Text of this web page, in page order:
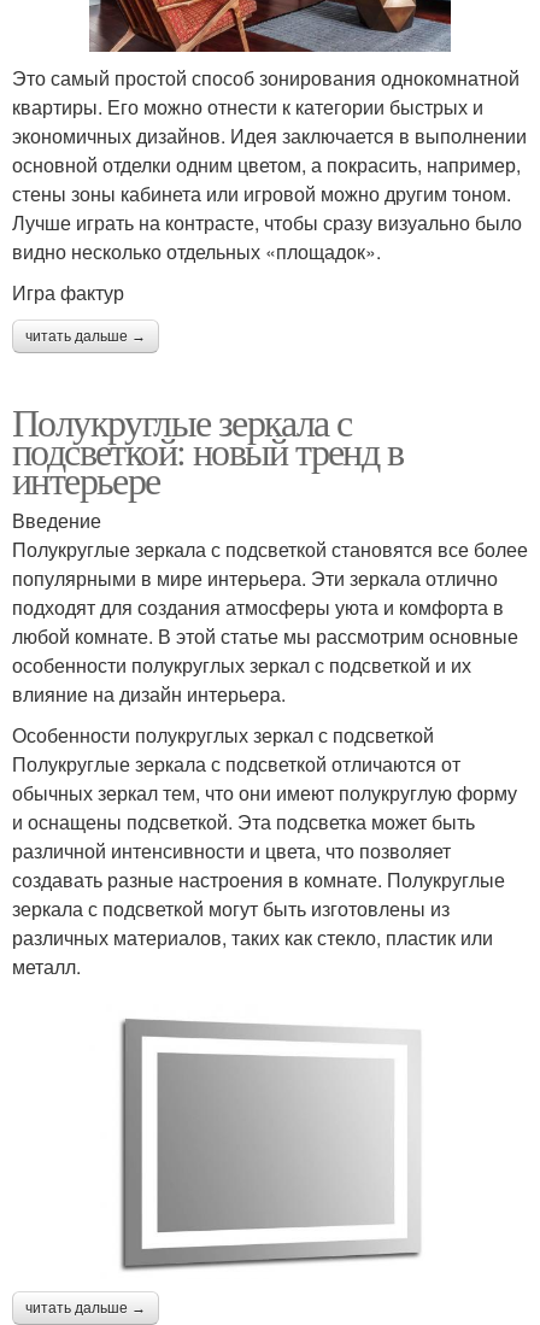
Это самый простой способ зонирования однокомнатной
квартиры. Его можно отнести к категории быстрых и
экономичных дизайнов. Идея заключается в выполнении
основной отделки одним цветом, а покрасить, например,
стены зоны кабинета или игровой можно другим тоном.
Лучше играть на контрасте, чтобы сразу визуально было
видно несколько отдельных «площадок».
Игра фактур
читать дальше →
Полукруглые зеркала с
подсветкой: новый тренд в
интерьере
Введение
Полукруглые зеркала с подсветкой становятся все более
популярными в мире интерьера. Эти зеркала отлично
подходят для создания атмосферы уюта и комфорта в
любой комнате. В этой статье мы рассмотрим основные
особенности полукруглых зеркал с подсветкой и их
влияние на дизайн интерьера.
Особенности полукруглых зеркал с подсветкой
Полукруглые зеркала с подсветкой отличаются от
обычных зеркал тем, что они имеют полукруглую форму
и оснащены подсветкой. Эта подсветка может быть
различной интенсивности и цвета, что позволяет
создавать разные настроения в комнате. Полукруглые
зеркала с подсветкой могут быть изготовлены из
различных материалов, таких как стекло, пластик или
металл.
читать дальше →